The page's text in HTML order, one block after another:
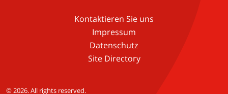
Kontaktieren Sie uns
Impressum
Datenschutz
Site Directory
© 2026. All rights reserved.